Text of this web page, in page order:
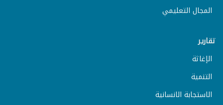
المجال التعليمي
تقارير
الإغاثة
التنمية
الاستجابة الانسانية